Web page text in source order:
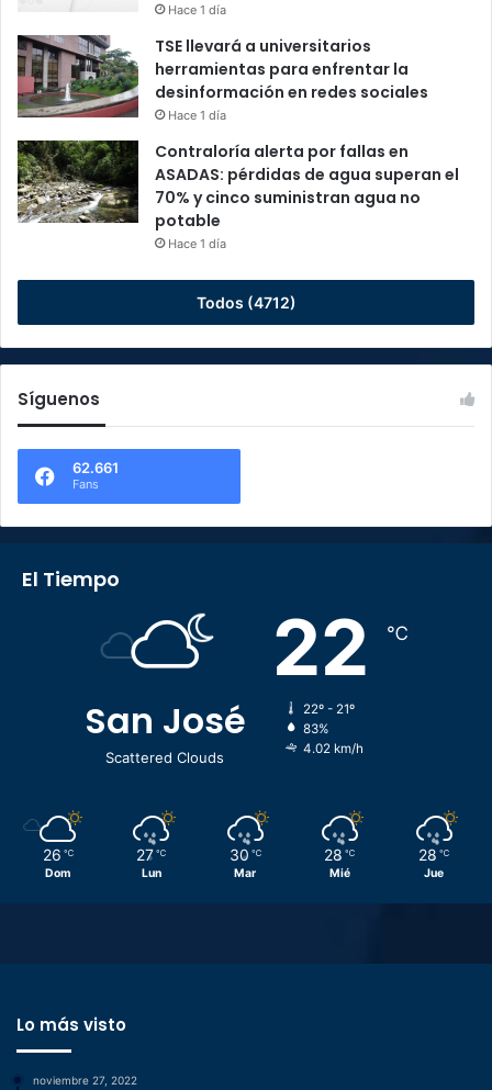
Hace 1 día
TSE llevará a universitarios
herramientas para enfrentar la
desinformación en redes sociales
Hace 1 día
Contraloría alerta por fallas en
ASADAS: pérdidas de agua superan el
70% y cinco suministran agua no
potable
Hace 1 día
Todos (4712)
Síguenos
62.661
Fans
El Tiempo
San José
Scattered Clouds
22 ℃
22º - 21º
83%
4.02 km/h
26 ℃
Dom
27 ℃
Lun
30 ℃
Mar
28 ℃
Mié
28 ℃
Jue
Lo más visto
noviembre 27, 2022